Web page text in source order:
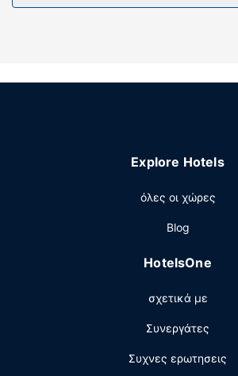
τον κήπο. Οι επιπλέον παροχές σε
Απολαύστε ένα καταπληκτικό γεύμα
αυτό το κατάλυμα (Scenic Hotel Bay of
μπαρ/lounge. Με επιπλέον χρέωση είναι
9:30 π.μ. και τα σαββατοκύριακα
Στις σημαντικές παροχές
εγκαταστάσεις πλυντηρίων. Θέλετε να
Explore Hotels
όλες οι χώρες
Blog
HotelsOne
σχετικά με
Συνεργάτες
Συχνες ερωτησεις